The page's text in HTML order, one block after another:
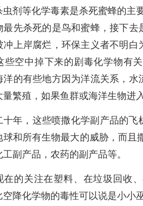
剂等化学毒素是杀死蜜蜂的主
最先杀死的是鸟和蜜蜂，接下
冲上岸腐烂，环保主义者不明
些空中掉下来的剧毒化学物有
洋的有些地方因为洋流关系，
繁殖，如果鱼群或海洋生物进
十年，这些喷撒化学副产品的
球和所有生物最大的威胁，而
副产品，农药的副产品等。
在的关注在塑料、在垃圾回收
降化学物的毒性可以说是小小